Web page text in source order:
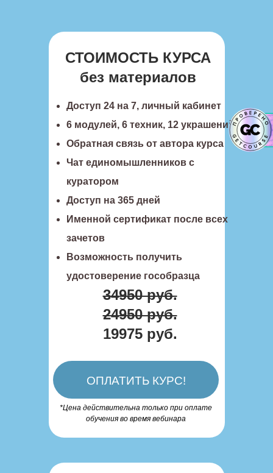
СТОИМОСТЬ КУРСА
без материалов
Доступ 24 на 7, личный кабинет
6 модулей, 6 техник, 12 украшений
Обратная связь от автора курса
Чат единомышленников с
куратором
Доступ на 365 дней
Именной сертификат после всех
зачетов
Возможность получить
удостоверение гособразца
34950 руб.
24950 руб.
19975 руб.
ОПЛАТИТЬ КУРС!
*Цена действительна только при оплате
обучения во время вебинара